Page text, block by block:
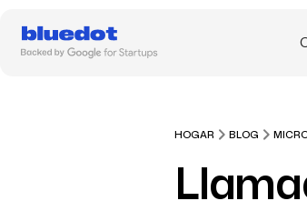
HOGAR BLOG